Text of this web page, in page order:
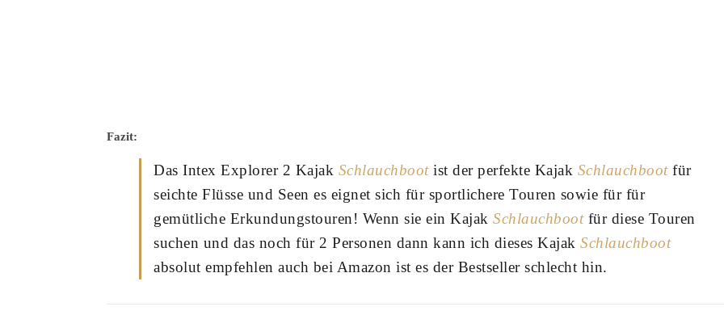
Fazit:
Das Intex Explorer 2 Kajak Schlauchbootist der perfekte Kajak Schlauchbootfür
seichte Flüsse und Seen es eignet sich für sportlichere Touren sowie für für
gemütliche Erkundungstouren! Wenn sie ein Kajak Schlauchbootfür diese Touren
suchen und das noch für 2 Personen dann kann ich dieses Kajak Schlauchboot
absolut empfehlen auch bei Amazon ist es der Bestseller schlecht hin.